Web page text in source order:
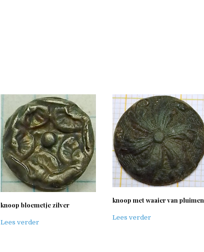
knoop bloemetje zilver
Lees verder
knoop met waaier van pluimen
Lees verder